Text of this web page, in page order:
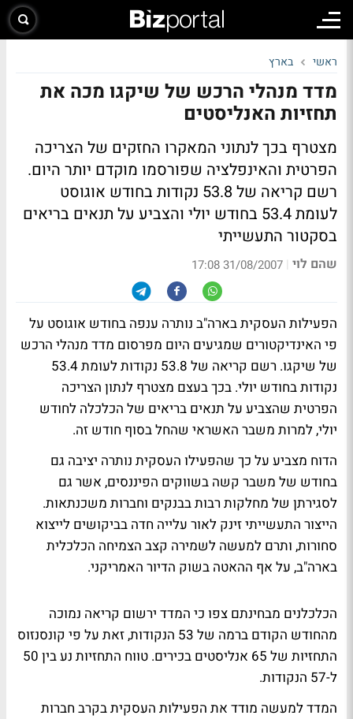
ראשי בארץ
מדד מנהלי הרכש של שיקגו מכה את
תחזיות האנליסטים
מצטרף בכך לנתוני המאקרו החזקים של הצריכה
הפרטית והאינפלציה שפורסמו מוקדם יותר היום.
רשם קריאה של 53.8 נקודות בחודש אוגוסט
לעומת 53.4 בחודש יולי והצביע על תנאים בריאים
בסקטור התעשייתי
שהם לוי |
31/08/2007 17:08
הפעילות העסקית בארה"ב נותרה ענפה בחודש אוגוסט על
פי האינדיקטורים שמגיעים היום מפרסום מדד מנהלי הרכש
של שיקגו. רשם קריאה של 53.8 נקודות לעומת 53.4
נקודות בחודש יולי. בכך בעצם מצטרף לנתון הצריכה
הפרטית שהצביע על תנאים בריאים של הכלכלה לחודש
יולי, למרות משבר האשראי שהחל בסוף חודש זה.
הדוח מצביע על כך שהפעילו העסקית נותרה יציבה גם
בחודש של משבר קשה בשווקים הפיננסים, אשר גם
לסגירתן של מחלקות רבות בבנקים וחברות משכנתאות.
הייצור התעשייתי זינק לאור עלייה חדה בביקושים לייצוא
סחורות, ותרם למעשה לשמירה קצב הצמיחה הכלכלית
בארה"ב, על אף ההאטה בשוק הדיור האמריקני.
הכלכלנים מבחינתם צפו כי המדד ירשום קריאה נמוכה
מהחודש הקודם ברמה של 53 הנקודות, זאת על פי קונסנזוס
התחזיות של 65 אנליסטים בכירים. טווח התחזיות נע בין 50
ל-57 הנקודות.
המדד למעשה מודד את הפעילות העסקית בקרב חברות